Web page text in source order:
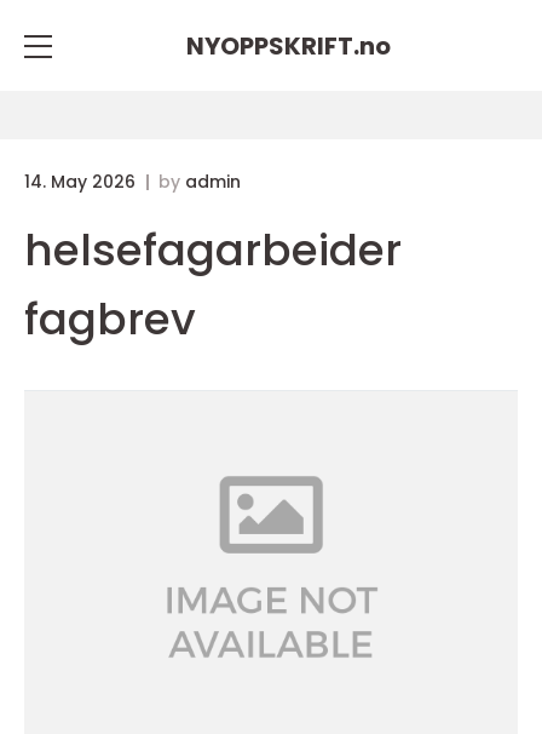
NYOPPSKRIFT.no
14. May 2026 by admin
helsefagarbeider
fagbrev